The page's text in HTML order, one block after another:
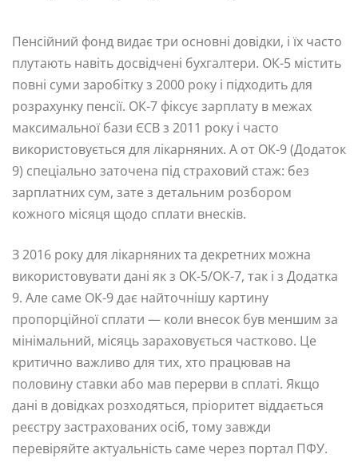
Пенсійний фонд видає три основні довідки, і їх часто
плутають навіть досвідчені бухгалтери. ОК-5 містить
повні суми заробітку з 2000 року і підходить для
розрахунку пенсії. ОК-7 фіксує зарплату в межах
максимальної бази ЄСВ з 2011 року і часто
використовується для лікарняних. А от ОК-9 (Додаток
9) спеціально заточена під страховий стаж: без
зарплатних сум, зате з детальним розбором
кожного місяця щодо сплати внесків.
З 2016 року для лікарняних та декретних можна
використовувати дані як з ОК-5/ОК-7, так і з Додатка
9. Але саме ОК-9 дає найточнішу картину
пропорційної сплати — коли внесок був меншим за
мінімальний, місяць зараховується частково. Це
критично важливо для тих, хто працював на
половину ставки або мав перерви в сплаті. Якщо
дані в довідках розходяться, пріоритет віддається
реєстру застрахованих осіб, тому завжди
перевіряйте актуальність саме через портал ПФУ.